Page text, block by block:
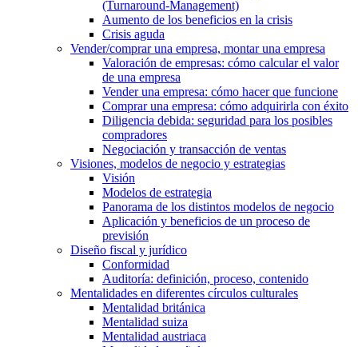
(Turnaround-Management)
Aumento de los beneficios en la crisis
Crisis aguda
Vender/comprar una empresa, montar una empresa
Valoración de empresas: cómo calcular el valor
de una empresa
Vender una empresa: cómo hacer que funcione
Comprar una empresa: cómo adquirirla con éxito
Diligencia debida: seguridad para los posibles
compradores
Negociación y transacción de ventas
Visiones, modelos de negocio y estrategias
Visión
Modelos de estrategia
Panorama de los distintos modelos de negocio
Aplicación y beneficios de un proceso de
previsión
Diseño fiscal y jurídico
Conformidad
Auditoría: definición, proceso, contenido
Mentalidades en diferentes círculos culturales
Mentalidad británica
Mentalidad suiza
Mentalidad austriaca